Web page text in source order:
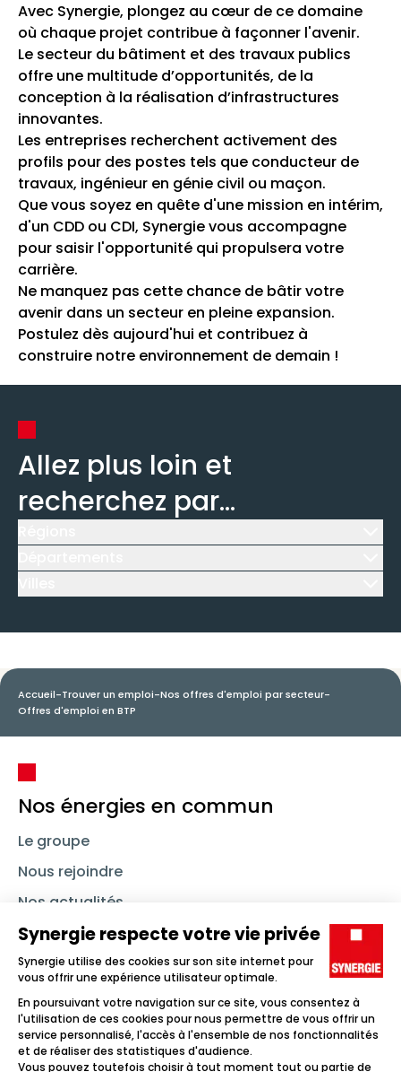
Avec Synergie, plongez au cœur de ce domaine
où chaque projet contribue à façonner l'avenir.
Le secteur du bâtiment et des travaux publics
offre une multitude d’opportunités, de la
conception à la réalisation d’infrastructures
innovantes.
Les entreprises recherchent activement des
profils pour des postes tels que conducteur de
travaux, ingénieur en génie civil ou maçon.
Que vous soyez en quête d'une mission en intérim,
d'un CDD ou CDI, Synergie vous accompagne
pour saisir l'opportunité qui propulsera votre
carrière.
Ne manquez pas cette chance de bâtir votre
avenir dans un secteur en pleine expansion.
Postulez dès aujourd'hui et contribuez à
construire notre environnement de demain !
Allez plus loin et
recherchez par...
Accueil-Trouver un emploi-Nos offres d'emploi par secteur-
Offres d'emploi en BTP
Nos énergies en commun
Le groupe
Nous rejoindre
Nos actualités
Nous contacter
Linkedin SynergieInstagramTikTok Youtube
Trouver un emploi